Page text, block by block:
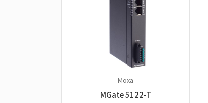
Moxa
MGate 5122-T